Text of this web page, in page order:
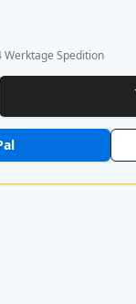
Werktage Spedition